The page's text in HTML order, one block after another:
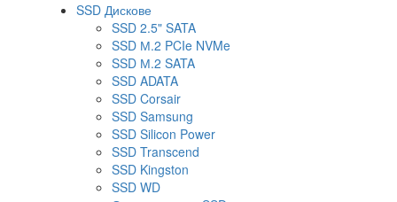
SSD Дискове
SSD 2.5" SATA
SSD М.2 PCIe NVMe
SSD М.2 SATA
SSD ADATA
SSD Corsair
SSD Samsung
SSD Silicon Power
SSD Transcend
SSD Kingston
SSD WD